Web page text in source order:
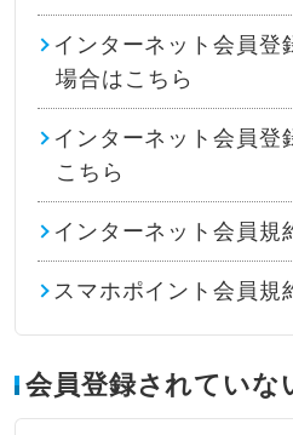
インターネット会員登
場合はこちら
インターネット会員登
こちら
インターネット会員規
スマホポイント会員規
会員登録されていな